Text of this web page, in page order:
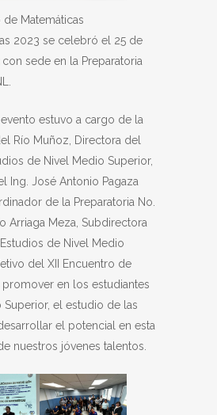
de Matemáticas
2023 se celebró el 25 de
sede en la Preparatoria
evento estuvo a cargo de la
Río Muñoz, Directora del
de Nivel Medio Superior,
Ing. José Antonio Pagaza
de la Preparatoria No.
Arriaga Meza, Subdirectora
de Nivel Medio
del XII Encuentro de
promover en los estudiantes
el estudio de las
el potencial en esta
nuestros jóvenes talentos.